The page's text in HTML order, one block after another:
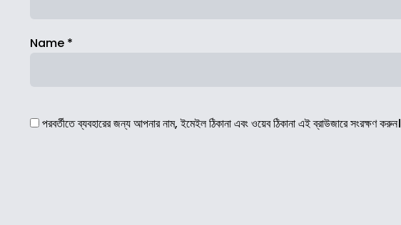
Name *
পরবর্তীতে ব্যবহারের জন্য আপনার নাম, ইমেইল ঠিকানা এবং ওয়েব ঠিকানা এই ব্রাউজারে সংরক্ষণ করুন।